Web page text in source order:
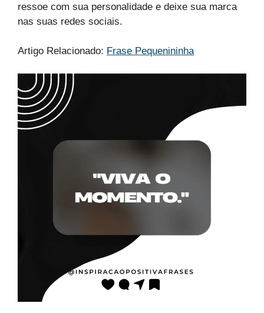
ressoe com sua personalidade e deixe sua marca
nas suas redes sociais.
Artigo Relacionado: Frase Pequenininha​